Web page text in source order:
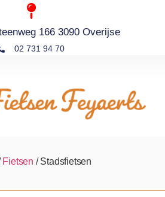
166 3090 Overijse
02 731 94 70
Fietsen / Stadsfietsen